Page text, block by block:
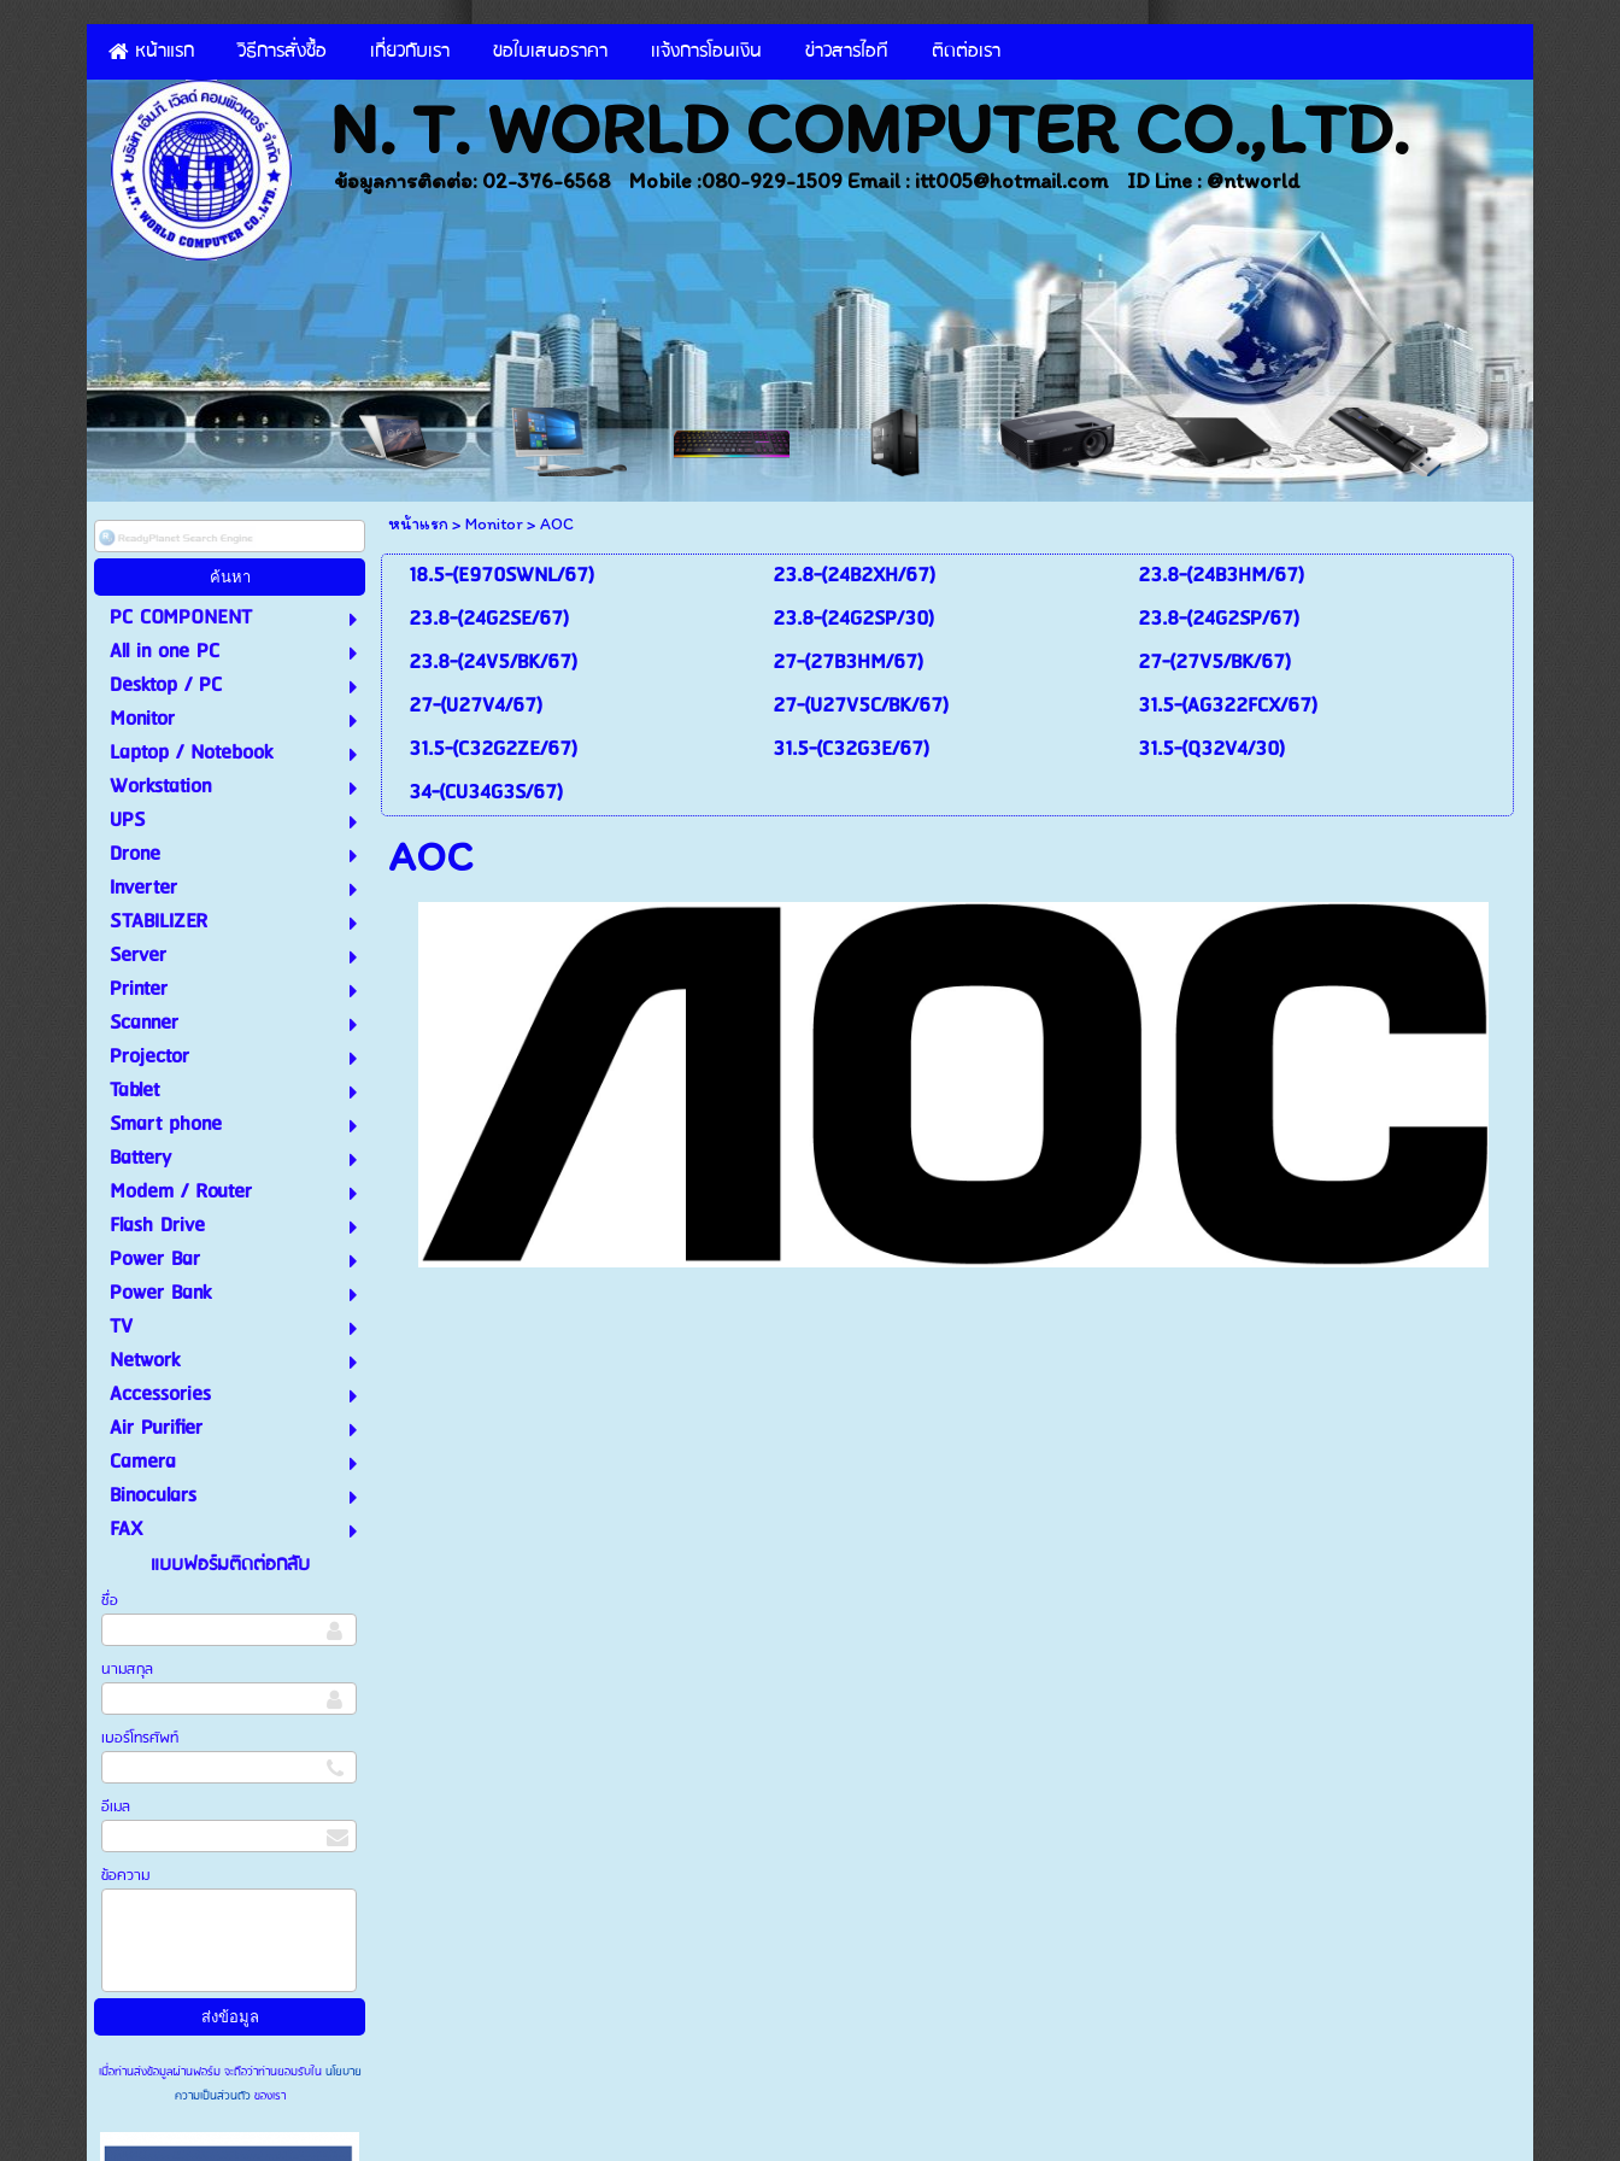
หน้าแรก วิธีการสั่งซื้อ เกี่ยวกับเรา ขอใบเสนอราคา เเจ้งการโอนเงิน ข่าวสารไอที ติดต่อเรา
N. T. WORLD COMPUTER CO.,LTD.
ข้อมูลการติดต่อ: 02-376-6568 Mobile :080-929-1509 Email : itt005@hotmail.com ID Line : @ntworld
PC COMPONENT
All in one PC
Desktop / PC
Monitor
Laptop / Notebook
Workstation
UPS
Drone
Inverter
STABILIZER
Server
Printer
Scanner
Projector
Tablet
Smart phone
Battery
Modem / Router
Flash Drive
Power Bar
Power Bank
TV
Network
Accessories
Air Purifier
Camera
Binoculars
FAX
แบบฟอร์มติดต่อกลับ
ชื่อ
นามสกุล
เบอร์โทรศัพท์
อีเมล
ข้อความ
เมื่อท่านส่งข้อมูลผ่านฟอร์ม จะถือว่าท่านยอมรับในนโยบาย
ความเป็นส่วนตัวของเรา
หน้าแรก > Monitor> AOC
18.5-(E970SWNL/67) 23.8-(24B2XH/67)
23.8-(24B3HM/67)
23.8-(24G2SE/67)
23.8-(24G2SP/30)
23.8-(24G2SP/67)
23.8-(24V5/BK/67)
27-(27B3HM/67)
27-(27V5/BK/67)
27-(U27V4/67)
27-(U27V5C/BK/67)
31.5-(AG322FCX/67)
31.5-(C32G2ZE/67)
31.5-(C32G3E/67)
31.5-(Q32V4/30)
34-(CU34G3S/67)
AOC